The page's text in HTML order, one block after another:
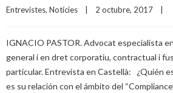
Entrevistes, Notícies 2 octubre, 2017
IGNACIO PASTOR. Advocat especialista
general i en dret corporatiu, contractual i
particular. Entrevista en Castellà: ¿Quién
es su relación con el ámbito del